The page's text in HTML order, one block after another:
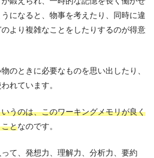
になると、物事を考えたり、同時に違
より複雑なことをしたりするのが得意
のときに必要なものを思い出したり、
れています。
うのは、このワーキングメモリが良く
となのです。
て、発想力、理解力、分析力、要約